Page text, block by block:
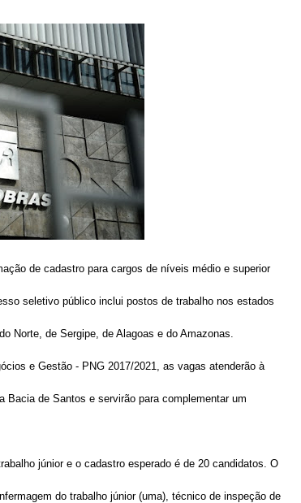
de cadastro para cargos de níveis médio e superior
seletivo público inclui postos de trabalho nos estados
Norte, de Sergipe, de Alagoas e do Amazonas.
e Gestão - PNG 2017/2021, as vagas atenderão à
Bacia de Santos e servirão para complementar um
júnior e o cadastro esperado é de 20 candidatos. O
do trabalho júnior (uma), técnico de inspeção de